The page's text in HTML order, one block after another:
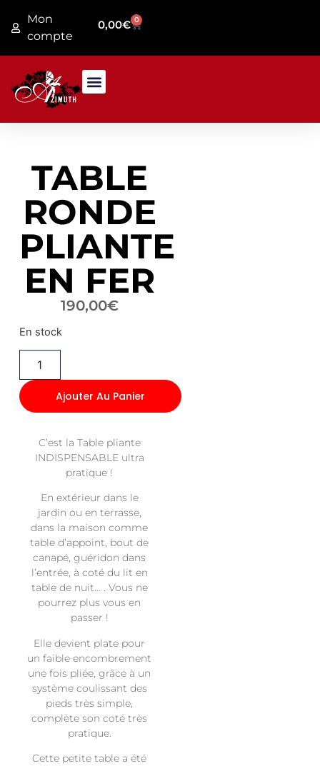
0,00€ 0
Mon
compte
TABLE
RONDE
PLIANTE
EN FER
190,00€
En stock
Ajouter Au Panier
C’est la Table pliante
INDISPENSABLE ultra
pratique !
En extérieur dans le
jardin ou en terrasse,
dans la maison comme
table d’appoint, bout de
canapé, guéridon dans
l’entrée, à coté du lit en
table de nuit… . Vous ne
pourrez plus vous en
passer !
Elle devient plate pour
un faible encombrement
une fois pliée, grâce à un
système coulissant des
pieds très simple,
complète son coté très
pratique.
Cette petite table a été